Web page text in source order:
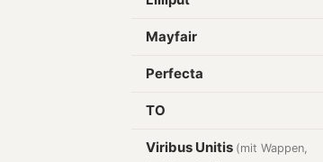
Mayfair
Perfecta
TO
Viribus Unitis (mit Wappen,